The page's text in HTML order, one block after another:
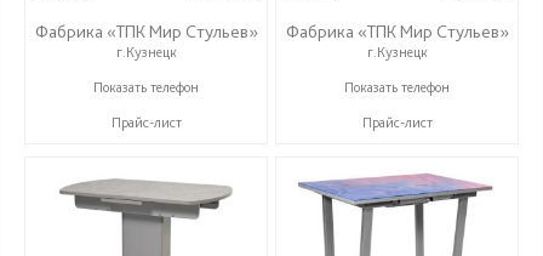
Фабрика «ТПК Мир Стульев»
г.Кузнецк
8 (927) 648-00-04
Показать телефон
Прайс-лист
Фабрика «ТПК Мир Стульев»
г.Кузнецк
8 (927) 648-00-04
Показать телефон
Прайс-лист